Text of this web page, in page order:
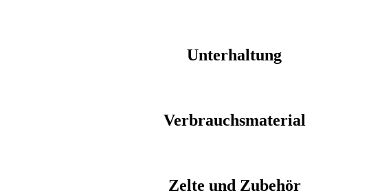
Unterhaltung
Verbrauchsmaterial
Zelte und Zubehör